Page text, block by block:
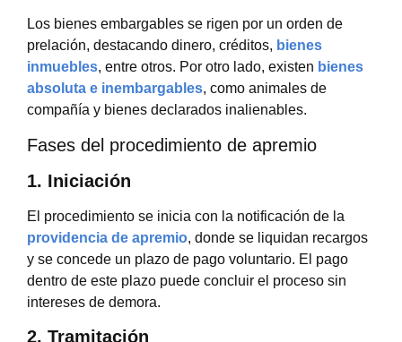
Los bienes embargables se rigen por un orden de
prelación, destacando dinero, créditos, bienes
inmuebles, entre otros. Por otro lado, existen bienes
absoluta e inembargables, como animales de
compañía y bienes declarados inalienables.
Fases del procedimiento de apremio
1. Iniciación
El procedimiento se inicia con la notificación de la
providencia de apremio, donde se liquidan recargos
y se concede un plazo de pago voluntario. El pago
dentro de este plazo puede concluir el proceso sin
intereses de demora.
2. Tramitación